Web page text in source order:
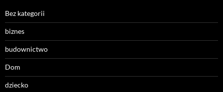
Bez kategorii
biznes
budownictwo
Dom
dziecko